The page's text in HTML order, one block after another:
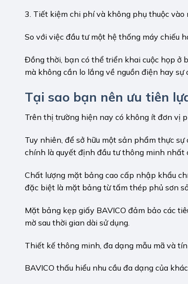
3. Tiết kiệm chi phí và không phụ thuộc vào
So với việc đầu tư một hệ thống máy chiếu
Đồng thời, bạn có thể triển khai cuộc họp ở
mà không cần lo lắng về nguồn điện hay sự
Tại sao bạn nên ưu tiên
Trên thị trường hiện nay có không ít đơn vị
Tuy nhiên, để sở hữu một sản phẩm thực
chính là quyết định đầu tư thông minh nhất
Chất lượng mặt bảng cao cấp nhập khẩu
đặc biệt là mặt bảng từ tấm thép phủ sơn
Mặt bảng kẹp giấy BAVICO đảm bảo các
mờ sau thời gian dài sử dụng.
Thiết kế thông minh, đa dạng mẫu mã và
BAVICO thấu hiểu nhu cầu đa dạng của